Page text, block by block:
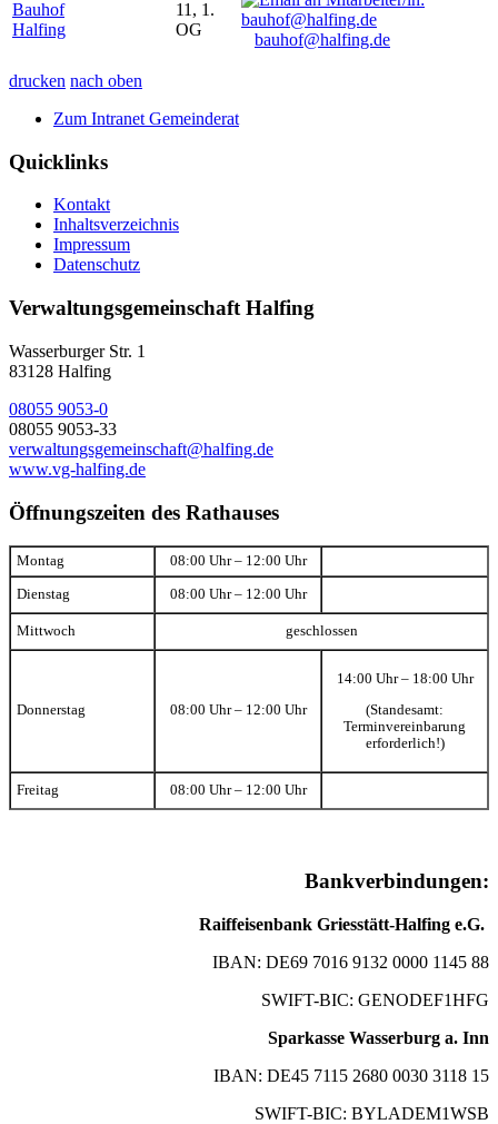
Bauhof
Halfing
11, 1.
OG
bauhof@halfing.de
drucken nach oben
Zum Intranet Gemeinderat
Quicklinks
Kontakt
Inhaltsverzeichnis
Impressum
Datenschutz
Verwaltungsgemeinschaft Halfing
Wasserburger Str. 1
83128 Halfing
08055 9053-0
08055 9053-33
verwaltungsgemeinschaft@halfing.de
www.vg-halfing.de
Öffnungszeiten des Rathauses
Montag 08:00 Uhr – 12:00 Uhr
Dienstag 08:00 Uhr – 12:00 Uhr
Mittwoch geschlossen
Donnerstag 08:00 Uhr – 12:00 Uhr
14:00 Uhr – 18:00 Uhr
(Standesamt:
Terminvereinbarung
erforderlich!)
Freitag 08:00 Uhr – 12:00 Uhr
Bankverbindungen:
Raiffeisenbank Griesstätt-Halfing e.G.
IBAN: DE69 7016 9132 0000 1145 88
SWIFT-BIC: GENODEF1HFG
Sparkasse Wasserburg a. Inn
IBAN: DE45 7115 2680 0030 3118 15
SWIFT-BIC: BYLADEM1WSB